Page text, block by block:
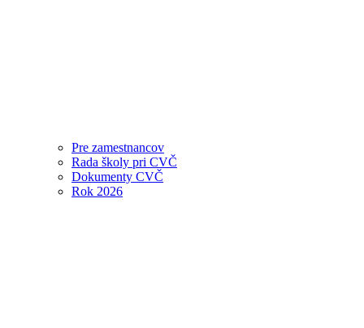
Pre zamestnancov
Rada školy pri CVČ
Dokumenty CVČ
Rok 2026